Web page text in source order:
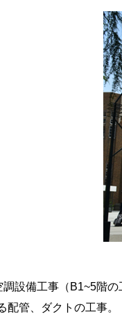
調設備工事（B1~5階
配管、ダクトの工事。